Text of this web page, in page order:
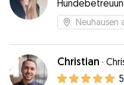
Neuhausen
Christian ·